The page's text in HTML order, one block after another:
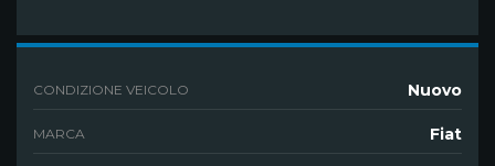
CONDIZIONE VEICOLO Nuovo
MARCA Fiat